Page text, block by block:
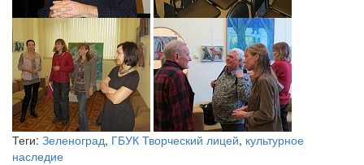
Теги: Зеленоград, ГБУК Творческий лицей, культурное
наследие